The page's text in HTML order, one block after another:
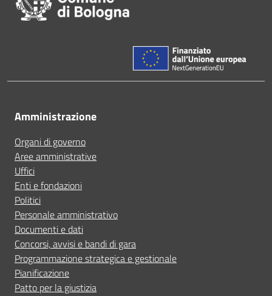
Amministrazione
Organi di governo
Aree amministrative
Uffici
Enti e fondazioni
Politici
Personale amministrativo
Documenti e dati
Concorsi, avvisi e bandi di gara
Programmazione strategica e gestionale
Pianificazione
Patto per la giustizia